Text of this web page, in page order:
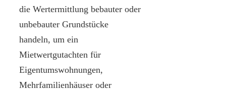
die Wertermittlung bebauter oder
unbebauter Grundstücke
handeln, um ein
Mietwertgutachten für
Eigentumswohnungen,
Mehrfamilienhäuser oder